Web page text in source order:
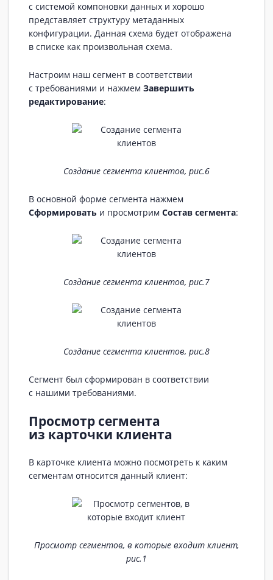
с системой компоновки данных и хорошо
представляет структуру метаданных
конфигурации. Данная схема будет отображена
в списке как произвольная схема.
Настроим наш сегмент в соответствии
с требованиями и нажмем Завершить
редактирование:
Создание сегмента клиентов, рис.6
В основной форме сегмента нажмем
Сформировать и просмотрим Состав сегмента:
Создание сегмента клиентов, рис.7
Создание сегмента клиентов, рис.8
Сегмент был сформирован в соответствии
с нашими требованиями.
Просмотр сегмента
из карточки клиента
В карточке клиента можно посмотреть к каким
сегментам относится данный клиент:
Просмотр сегментов, в которые входит клиент,
рис.1